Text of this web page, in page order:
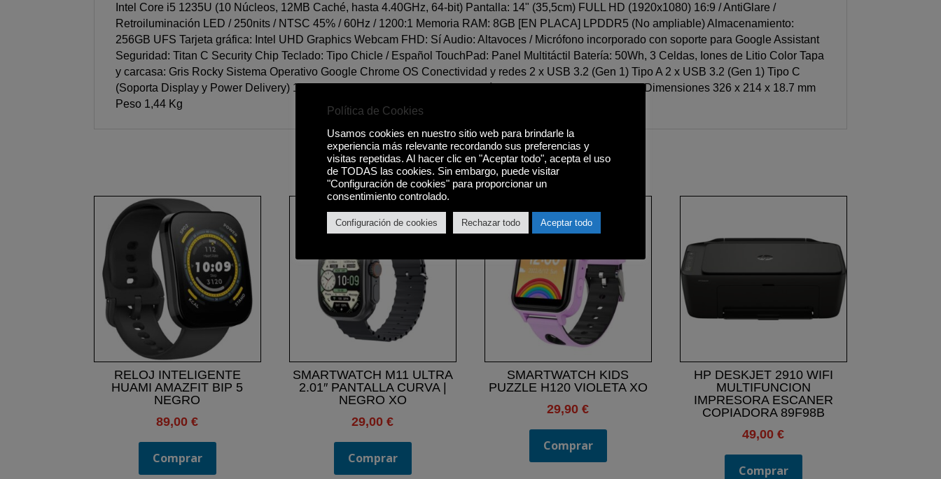
Intel Core i5 1235U (10 Núcleos, 12MB Caché, hasta 4.40GHz, 64-bit) Pantalla: 14" (35,5cm) FULL HD (1920x1080) 16:9 / AntiGlare /
Retroiluminación LED / 250nits / NTSC 45% / 60Hz / 1200:1 Memoria RAM: 8GB [EN PLACA] LPDDR5 (No ampliable) Almacenamiento:
256GB UFS Tarjeta gráfica: Intel UHD Graphics Webcam FHD: Sí Audio: Altavoces / Micrófono incorporado con soporte para Google Assistant
Seguridad: Titan C Security Chip Teclado: Tipo Chicle / Español TouchPad: Panel Multitáctil Batería: 50Wh, 3 Celdas, Iones de Litio Color Tapa
y carcasa: Gris Rocky Sistema Operativo Google Chrome OS Conectividad y redes 2 x USB 3.2 (Gen 1) Tipo A 2 x USB 3.2 (Gen 1) Tipo C
(Soporta Display y Power Delivery) 1 x HDMI 1.4 1 x Jack 3,5mm Wi-Fi 6: Sí, 802.11aX (2x2) Bluetooth 5.3 Dimensiones 326 x 214 x 18.7 mm
Peso 1,44 Kg
Productos relacionados
RELOJ INTELIGENTE
HUAMI AMAZFIT BIP 5
NEGRO
89,00€
Comprar
SMARTWATCH M11 ULTRA
2.01″ PANTALLA CURVA |
NEGRO XO
29,00€
Comprar
SMARTWATCH KIDS
PUZZLE H120 VIOLETA XO
29,90€
Comprar
HP DESKJET 2910 WIFI
MULTIFUNCION
IMPRESORA ESCANER
COPIADORA 89F98B
49,00€
Comprar
Política de Cookies
Usamos cookies en nuestro sitio web para brindarle la
experiencia más relevante recordando sus preferencias y
visitas repetidas. Al hacer clic en "Aceptar todo", acepta el uso
de TODAS las cookies. Sin embargo, puede visitar
"Configuración de cookies" para proporcionar un
consentimiento controlado.
Configuración de cookies Rechazar todo Aceptar todo